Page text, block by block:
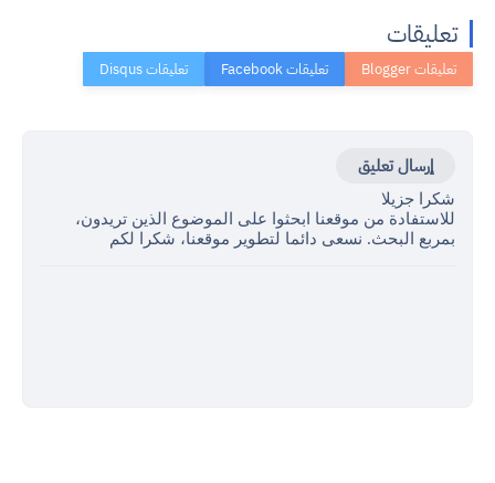
تعليقات
إرسال تعليق
شكرا جزيلا
للاستفادة من موقعنا ابحثوا على الموضوع الذين تريدون،
بمربع البحث. نسعى دائما لتطوير موقعنا، شكرا لكم